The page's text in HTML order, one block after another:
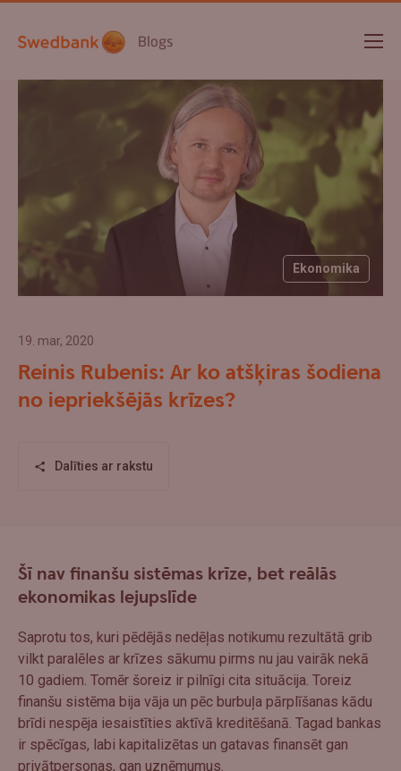
Blogs
Ekonomika
19. mar, 2020
Reinis Rubenis: Ar ko atšķiras šodiena
no iepriekšējās krīzes?
Dalīties ar rakstu
Šī nav finanšu sistēmas krīze, bet reālās
ekonomikas lejupslīde
Saprotu tos, kuri pēdējās nedēļas notikumu rezultātā grib
vilkt paralēles ar krīzes sākumu pirms nu jau vairāk nekā
10 gadiem. Tomēr šoreiz ir pilnīgi cita situācija. Toreiz
finanšu sistēma bija vāja un pēc burbuļa pārplīšanas kādu
brīdi nespēja iesaistīties aktīvā kreditēšanā. Tagad bankas
ir spēcīgas, labi kapitalizētas un gatavas finansēt gan
privātpersonas, gan uzņēmumus.